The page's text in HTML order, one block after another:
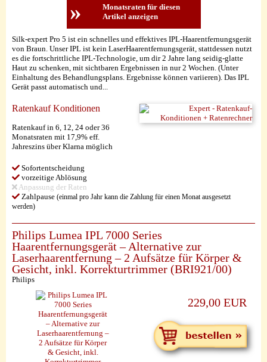
Silk-expert Pro 5 ist ein schnelles und effektives IPL-Haarentfernungsgerät
von Braun. Unser IPL ist kein LaserHaarentfernungsgerät, stattdessen nutzt
es die fortschrittliche IPL-Technologie, um dir 2 Jahre lang seidig-glatte
Haut zu schenken, mit sichtbaren Ergebnissen in nur 2 Wochen. (Unter
Einhaltung des Behandlungsplans. Ergebnisse können variieren). Das IPL
Gerät passt automatisch und...
Ratenkauf Konditionen
Ratenkauf in 6, 12, 24 oder 36
Monatsraten mit 17,9% eff.
Jahreszins über Klarna möglich
Sofortentscheidung
vorzeitige Ablösung
Anpassung der Raten
Zahlpause (einmal pro Jahr kann die Zahlung für einen Monat ausgesetzt
werden)
»
Monatsraten für diesen
Artikel anzeigen
Philips Lumea IPL 7000 Series
Haarentfernungsgerät – Alternative zur
Laserhaarentfernung – 2 Aufsätze für Körper &
Gesicht, inkl. Korrekturtrimmer (BRI921/00)
Philips
229,00 EUR